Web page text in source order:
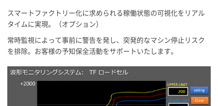
スマートファクトリー化に求められる稼働状態の可視化をリアル
タイムに実現。（オプション）
常時監視によって事前に警告を発し、突発的なマシン停止リスク
を排除。お客様の予知保全活動をサポートいたします。